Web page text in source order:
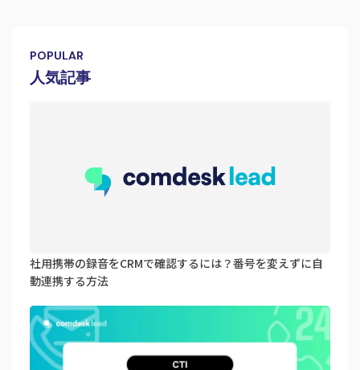
POPULAR
人気記事
社用携帯の録音をCRMで確認するには？番号を変えずに自
動連携する方法